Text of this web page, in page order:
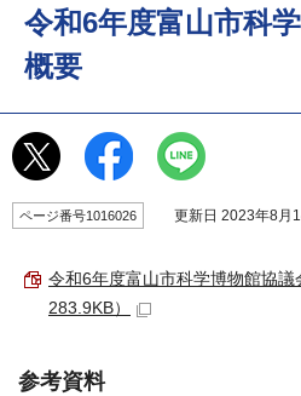
令和6年度富山市科
概要
ページ番号1016026 更新日 2023年8月
令和6年度富山市科学博物館協議
283.9KB）
参考資料